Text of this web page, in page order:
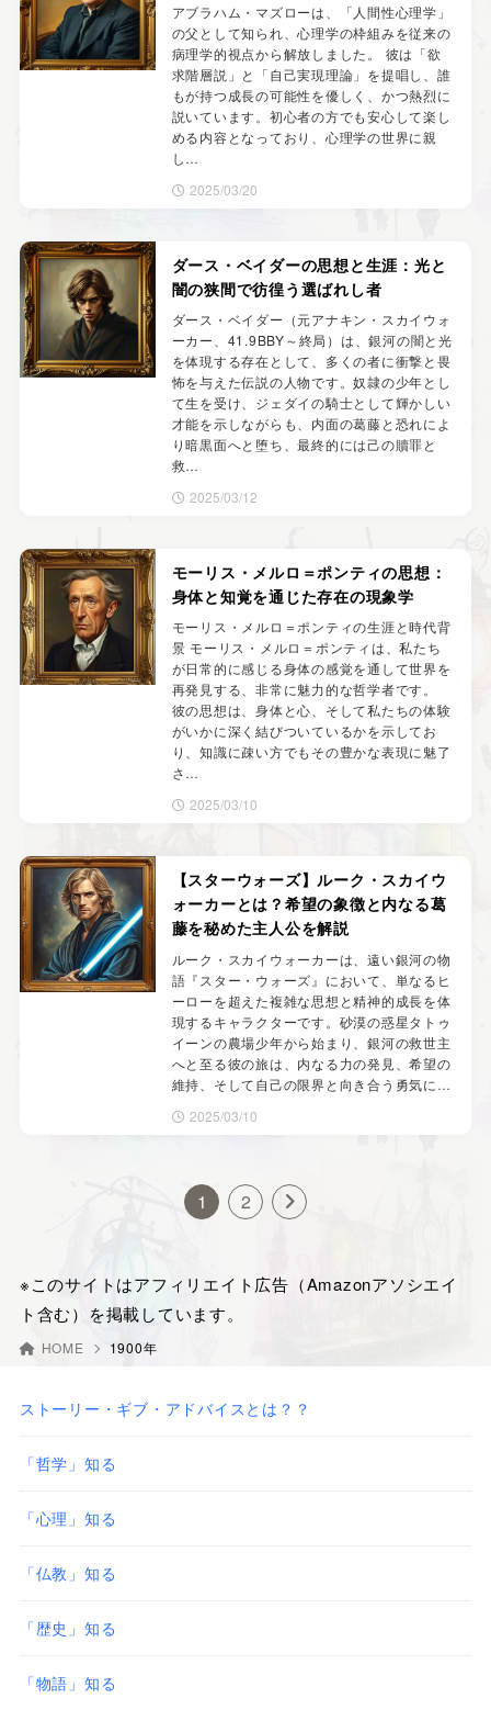
アブラハム・マズローは、「人間性心理学」
の父として知られ、心理学の枠組みを従来の
病理学的視点から解放しました。 彼は「欲
求階層説」と「自己実現理論」を提唱し、誰
もが持つ成長の可能性を優しく、かつ熱烈に
説いています。初心者の方でも安心して楽し
める内容となっており、心理学の世界に親
し…
2025/03/20
ダース・ベイダーの思想と生涯：光と
闇の狭間で彷徨う選ばれし者
ダース・ベイダー（元アナキン・スカイウォ
ーカー、41.9BBY～終局）は、銀河の闇と光
を体現する存在として、多くの者に衝撃と畏
怖を与えた伝説の人物です。奴隷の少年とし
て生を受け、ジェダイの騎士として輝かしい
才能を示しながらも、内面の葛藤と恐れによ
り暗黒面へと堕ち、最終的には己の贖罪と
救…
2025/03/12
モーリス・メルロ＝ポンティの思想：
身体と知覚を通じた存在の現象学
モーリス・メルロ＝ポンティの生涯と時代背
景 モーリス・メルロ＝ポンティは、私たち
が日常的に感じる身体の感覚を通して世界を
再発見する、非常に魅力的な哲学者です。
彼の思想は、身体と心、そして私たちの体験
がいかに深く結びついているかを示してお
り、知識に疎い方でもその豊かな表現に魅了
さ…
2025/03/10
【スターウォーズ】ルーク・スカイウ
ォーカーとは？希望の象徴と内なる葛
藤を秘めた主人公を解説
ルーク・スカイウォーカーは、遠い銀河の物
語『スター・ウォーズ』において、単なるヒ
ーローを超えた複雑な思想と精神的成長を体
現するキャラクターです。砂漠の惑星タトゥ
イーンの農場少年から始まり、銀河の救世主
へと至る彼の旅は、内なる力の発見、希望の
維持、そして自己の限界と向き合う勇気に…
2025/03/10
1 2
※このサイトはアフィリエイト広告（Amazonアソシエイ
ト含む）を掲載しています。
HOME 1900年
ストーリー・ギブ・アドバイスとは？？
「哲学」知る
「心理」知る
「仏教」知る
「歴史」知る
「物語」知る